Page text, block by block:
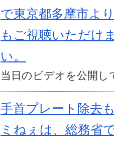
で東京都多摩市よ
もご視聴いただけ
い。
当日のビデオを公開し
手首プレート除去
ミねぇは、総務省